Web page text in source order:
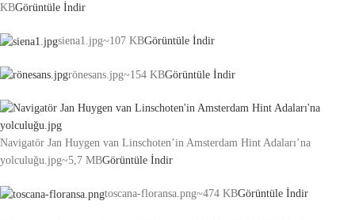
KBGörüntüle İndir
siena1.jpg~107 KBGörüntüle İndir
rönesans.jpg~154 KBGörüntüle İndir
Navigatör Jan Huygen van Linschoten’in Amsterdam Hint Adaları’na
yolculuğu.jpg~5,7 MBGörüntüle İndir
toscana-floransa.png~474 KBGörüntüle İndir